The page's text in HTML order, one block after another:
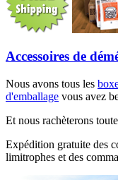
Accessoires de
Nous avons tous les
d'emballage vous avez
Et nous rachèterons
Expédition gratuite des
limitrophes et des